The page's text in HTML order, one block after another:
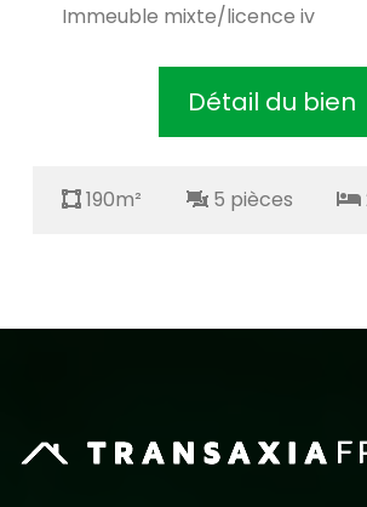
Immeuble mixte/licence iv
Détail du bien
190m² 5 pièces 2